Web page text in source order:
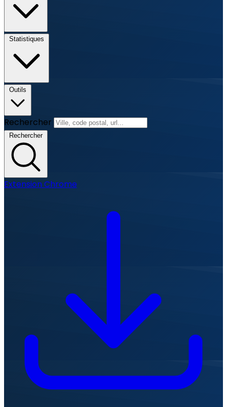
Statistiques
Outils
Rechercher
Rechercher
Extension Chrome